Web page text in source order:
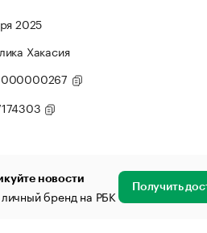
2025
Хакасия
новости
бренд на РБК Получить